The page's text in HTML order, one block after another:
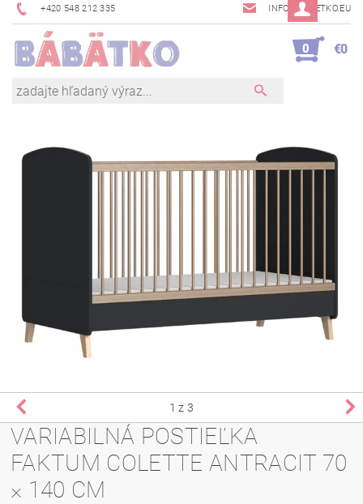
+420 548 212 335 INFO@BABETKO.EU
0 €0
1 z 3
VARIABILNÁ POSTIEĽKA
FAKTUM COLETTE ANTRACIT 70
× 140 CM